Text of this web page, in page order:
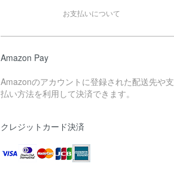
お支払いについて
Amazon Pay
Amazonのアカウントに登録された配送先や支
払い方法を利用して決済できます。
クレジットカード決済